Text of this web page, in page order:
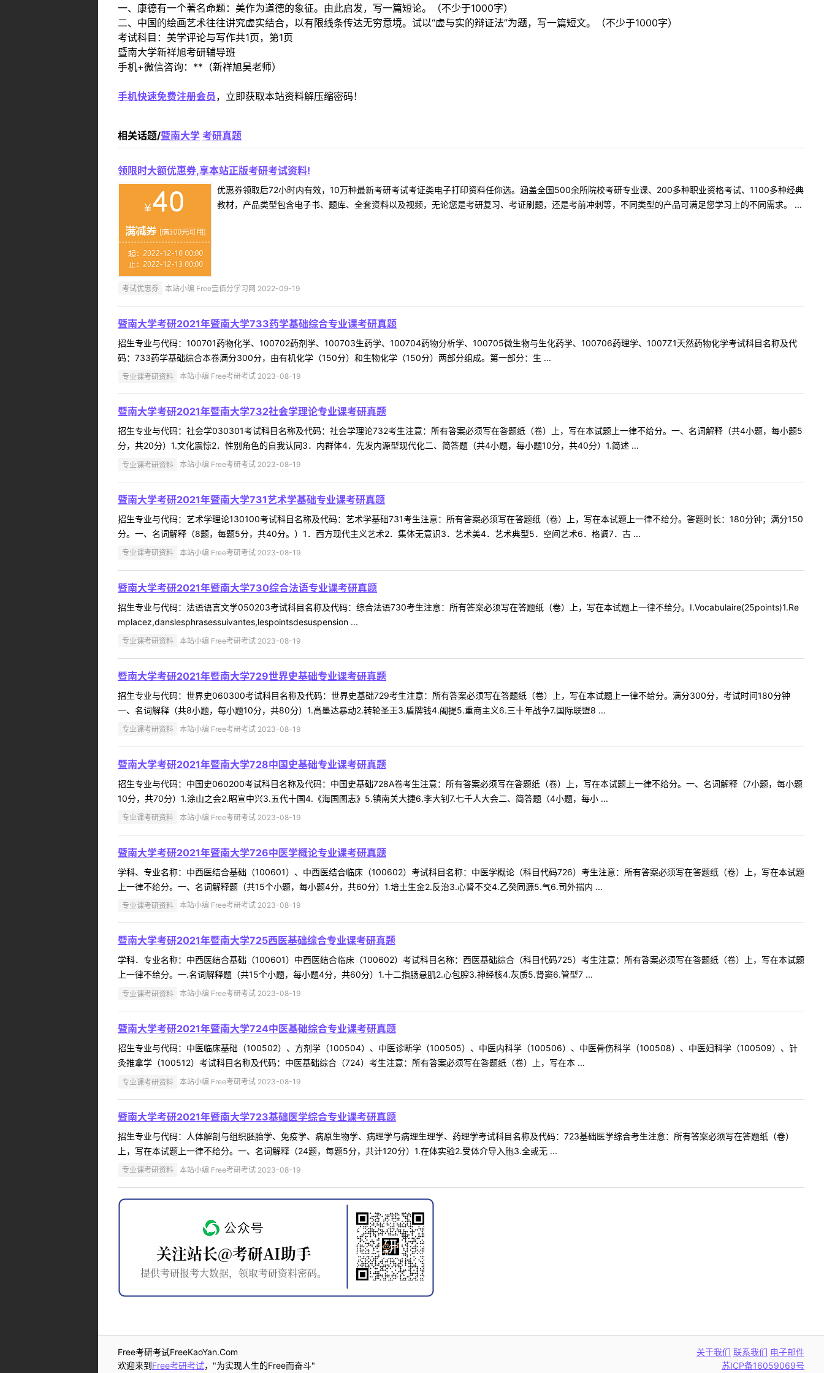
一、康德有一个著名命题：美作为道德的象征。由此启发，写一篇短论。（不少于1000字）
二、中国的绘画艺术往往讲究虚实结合，以有限线条传达无穷意境。试以“虚与实的辩证法”为题，写一篇短文。（不少于1000字）
考试科目：美学评论与写作共1页，第1页
暨南大学新祥旭考研辅导班
手机+微信咨询：**（新祥旭吴老师）
手机快速免费注册会员 ，立即获取本站资料解压缩密码！
相关话题/暨南大学 考研真题
领限时大额优惠券,享本站正版考研考试资料!
优惠券领取后72小时内有效，10万种最新考研考试考证类电子打印资料任你选。涵盖全国500余所院校考研专业课、200多种职业资格考试、1100多种经典
教材，产品类型包含电子书、题库、全套资料以及视频，无论您是考研复习、考证刷题，还是考前冲刺等，不同类型的产品可满足您学习上的不同需求。 ...
考试优惠券 本站小编 Free壹佰分学习网 2022-09-19
暨南大学考研2021年暨南大学733药学基础综合专业课考研真题
招生专业与代码：100701药物化学、100702药剂学、100703生药学、100704药物分析学、100705微生物与生化药学、100706药理学、1007Z1天然药物化学考试科目名称及代
码：733药学基础综合本卷满分300分，由有机化学（150分）和生物化学（150分）两部分组成。第一部分：生 ...
专业课考研资料 本站小编 Free考研考试 2023-08-19
暨南大学考研2021年暨南大学732社会学理论专业课考研真题
招生专业与代码：社会学030301考试科目名称及代码：社会学理论732考生注意：所有答案必须写在答题纸（卷）上，写在本试题上一律不给分。一、名词解释（共4小题，每小题5
分，共20分）1.文化震惊2．性别角色的自我认同3．内群体4．先发内源型现代化二、简答题（共4小题，每小题10分，共40分）1.简述 ...
专业课考研资料 本站小编 Free考研考试 2023-08-19
暨南大学考研2021年暨南大学731艺术学基础专业课考研真题
招生专业与代码：艺术学理论130100考试科目名称及代码：艺术学基础731考生注意：所有答案必须写在答题纸（卷）上，写在本试题上一律不给分。答题时长：180分钟；满分150
分。一、名词解释（8题，每题5分，共40分。）1．西方现代主义艺术2．集体无意识3．艺术美4．艺术典型5．空间艺术6．格调7．古 ...
专业课考研资料 本站小编 Free考研考试 2023-08-19
暨南大学考研2021年暨南大学730综合法语专业课考研真题
招生专业与代码：法语语言文学050203考试科目名称及代码：综合法语730考生注意：所有答案必须写在答题纸（卷）上，写在本试题上一律不给分。I.Vocabulaire(25points)1.Re
mplacez,danslesphrasessuivantes,lespointsdesuspension ...
专业课考研资料 本站小编 Free考研考试 2023-08-19
暨南大学考研2021年暨南大学729世界史基础专业课考研真题
招生专业与代码：世界史060300考试科目名称及代码：世界史基础729考生注意：所有答案必须写在答题纸（卷）上，写在本试题上一律不给分。满分300分，考试时间180分钟
一、名词解释（共8小题，每小题10分，共80分）1.高墨达暴动2.转轮圣王3.盾牌钱4.阇提5.重商主义6.三十年战争7.国际联盟8 ...
专业课考研资料 本站小编 Free考研考试 2023-08-19
暨南大学考研2021年暨南大学728中国史基础专业课考研真题
招生专业与代码：中国史060200考试科目名称及代码：中国史基础728A卷考生注意：所有答案必须写在答题纸（卷）上，写在本试题上一律不给分。一、名词解释（7小题，每小题
10分，共70分）1.涂山之会2.昭宣中兴3.五代十国4.《海国图志》5.镇南关大捷6.李大钊7.七千人大会二、简答题（4小题，每小 ...
专业课考研资料 本站小编 Free考研考试 2023-08-19
暨南大学考研2021年暨南大学726中医学概论专业课考研真题
学科、专业名称：中西医结合基础（100601）、中西医结合临床（100602）考试科目名称：中医学概论（科目代码726）考生注意：所有答案必须写在答题纸（卷）上，写在本试题
上一律不给分。一、名词解释题（共15个小题，每小题4分，共60分）1.培土生金2.反治3.心肾不交4.乙癸同源5.气6.司外揣内 ...
专业课考研资料 本站小编 Free考研考试 2023-08-19
暨南大学考研2021年暨南大学725西医基础综合专业课考研真题
学科．专业名称：中西医结合基础（100601）中西医结合临床（100602）考试科目名称：西医基础综合（科目代码725）考生注意：所有答案必须写在答题纸（卷）上，写在本试题
上一律不给分。一.名词解释题（共15个小题，每小题4分，共60分）1.十二指肠悬肌2.心包腔3.神经核4.灰质5.肾窦6.管型7 ...
专业课考研资料 本站小编 Free考研考试 2023-08-19
暨南大学考研2021年暨南大学724中医基础综合专业课考研真题
招生专业与代码：中医临床基础（100502）、方剂学（100504）、中医诊断学（100505）、中医内科学（100506）、中医骨伤科学（100508）、中医妇科学（100509）、针
灸推拿学（100512）考试科目名称及代码：中医基础综合（724）考生注意：所有答案必须写在答题纸（卷）上，写在本 ...
专业课考研资料 本站小编 Free考研考试 2023-08-19
暨南大学考研2021年暨南大学723基础医学综合专业课考研真题
招生专业与代码：人体解剖与组织胚胎学、免疫学、病原生物学、病理学与病理生理学、药理学考试科目名称及代码：723基础医学综合考生注意：所有答案必须写在答题纸（卷）
上，写在本试题上一律不给分。一、名词解释（24题，每题5分，共计120分）1.在体实验2.受体介导入胞3.全或无 ...
专业课考研资料 本站小编 Free考研考试 2023-08-19
Free考研考试FreeKaoYan.Com
欢迎来到Free考研考试，"为实现人生的Free而奋斗"
关于我们 联系我们 电子邮件
苏ICP备16059069号